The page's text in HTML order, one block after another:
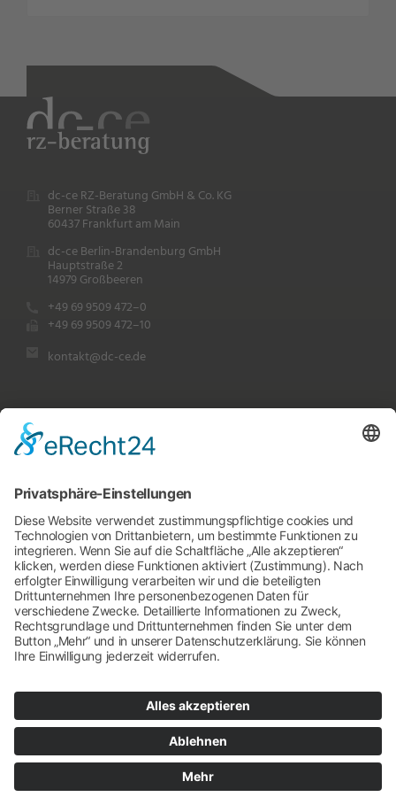
dc-ce RZ-Beratung GmbH & Co. KG
Berner Straße 38
60437 Frankfurt am Main
dc-ce Berlin-Brandenburg GmbH
Hauptstraße 2
14979 Großbeeren
+49 69 9509 472–0
+49 69 9509 472–10
kontakt@dc-ce.de
Impressum
Cookie-Einstellungen
Kontakt
Rückruf-Service
Schreiben Sie uns
Zertifizierungen